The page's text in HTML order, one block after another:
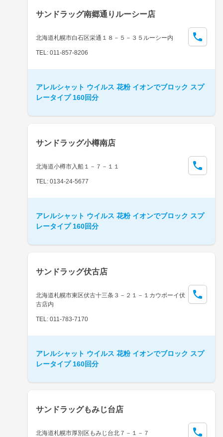
サンドラッグ南郷通りルーシー店
北海道札幌市白石区栄通１８－５－３５ルーシー内
TEL: 011-857-8206
アレルシャット ウイルス 花粉 イオンでブロック スプ
レータイプ 160回分
サンドラッグ小樽南店
北海道小樽市入船１－７－１１
TEL: 0134-24-5677
アレルシャット ウイルス 花粉 イオンでブロック スプ
レータイプ 160回分
サンドラッグ伏古店
北海道札幌市東区伏古十三条３－２１－１カウボーイ伏
古店内
TEL: 011-783-7170
アレルシャット ウイルス 花粉 イオンでブロック スプ
レータイプ 160回分
サンドラッグもみじ台店
北海道札幌市厚別区もみじ台北７－１－７